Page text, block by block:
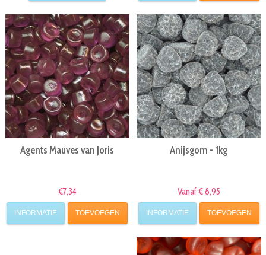
Agents Mauves van Joris
€7,34
INFORMATIE TOEVOEGEN
Anijsgom - 1kg
Vanaf € 8,95
INFORMATIE TOEVOEGEN